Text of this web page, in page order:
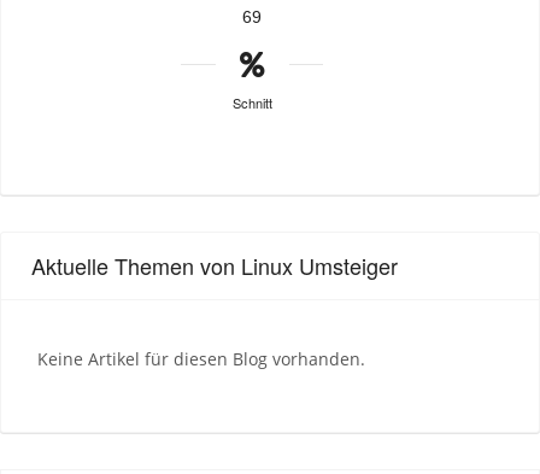
69
Schnitt
Aktuelle Themen von Linux Umsteiger
Keine Artikel für diesen Blog vorhanden.